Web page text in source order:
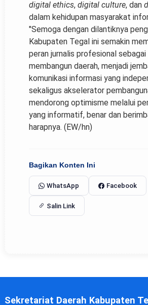
digital ethics, digital culture, dan
dalam kehidupan masyarakat
"Semoga dengan dilantiknya
Kabupaten Tegal ini semakin
peran jurnalis profesional
membangun daerah, menjadi
komunikasi informasi yang
sekaligus akselerator
mendorong optimisme melalui
yang informatif, benar dan
harapnya. (EW/hn)
Bagikan Konten Ini
WhatsApp Facebook
Salin Link
Sekretariat Daerah Kabupaten